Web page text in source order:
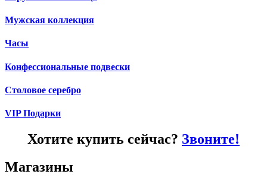
Мужская коллекция
Часы
Конфессиональные подвески
Столовое серебро
VIP Подарки
Хотите купить сейчас? Звоните!
Магазины